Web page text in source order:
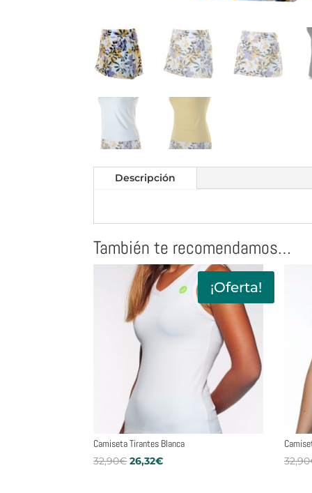
Descripción
También te recomendamos…
¡Oferta!
Camiseta Tirantes Blanca
32,90€El
26,32€El
32,90